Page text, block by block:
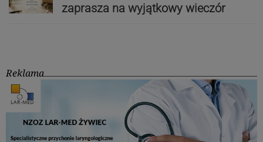
zaprasza na wyjątkowy wieczór
Reklama